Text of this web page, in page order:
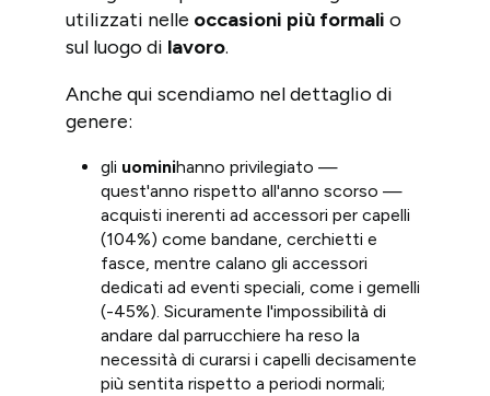
utilizzati nelle occasioni più formali o
sul luogo di lavoro.
Anche qui scendiamo nel dettaglio di
genere:
gli uominihanno privilegiato —
quest'anno rispetto all'anno scorso —
acquisti inerenti ad accessori per capelli
(104%) come bandane, cerchietti e
fasce, mentre calano gli accessori
dedicati ad eventi speciali, come i gemelli
(-45%). Sicuramente l'impossibilità di
andare dal parrucchiere ha reso la
necessità di curarsi i capelli decisamente
più sentita rispetto a periodi normali;